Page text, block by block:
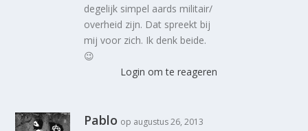
degelijk simpel aards militair/
overheid zijn. Dat spreekt bij
mij voor zich. Ik denk beide.
😉
Login om te reageren
Pablo op augustus 26, 2013